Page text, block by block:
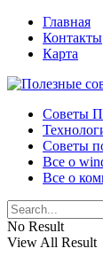
Главная
Контакты
Карта
Советы
Советы
Все о
Все о
No Result
View All Result